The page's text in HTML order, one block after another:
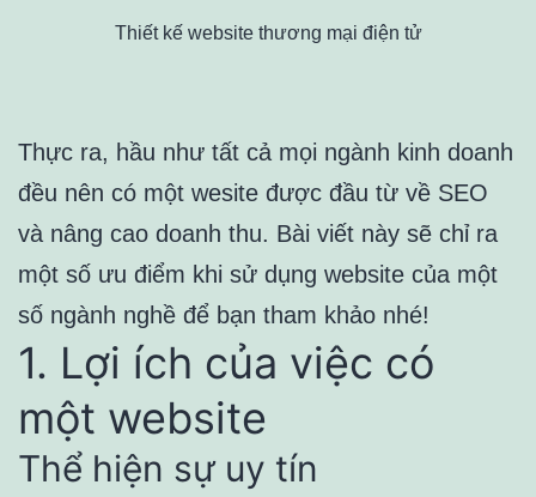
Thiết kế website thương mại điện tử
Thực ra, hầu như tất cả mọi ngành kinh doanh
đều nên có một wesite được đầu từ về SEO
và nâng cao doanh thu. Bài viết này sẽ chỉ ra
một số ưu điểm khi sử dụng website của một
số ngành nghề để bạn tham khảo nhé!
1. Lợi ích của việc có
một website
Thể hiện sự uy tín